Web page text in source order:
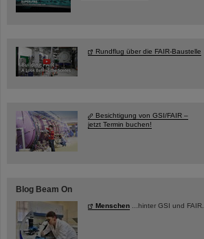
Rundflug über die FAIR-Baustelle
Besichtigung von GSI/FAIR –
jetzt Termin buchen!
Blog Beam On
Menschen ...hinter GSI und FAIR.